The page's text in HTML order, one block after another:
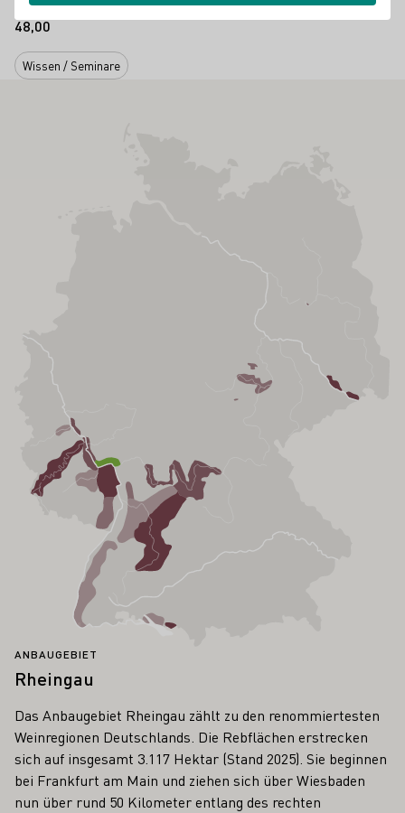
48,00
Wissen / Seminare
ANBAUGEBIET
Rheingau
Das Anbaugebiet Rheingau zählt zu den renommiertesten
Weinregionen Deutschlands. Die Rebflächen erstrecken
sich auf insgesamt 3.117 Hektar (Stand 2025). Sie beginnen
bei Frankfurt am Main und ziehen sich über Wiesbaden
nun über rund 50 Kilometer entlang des rechten